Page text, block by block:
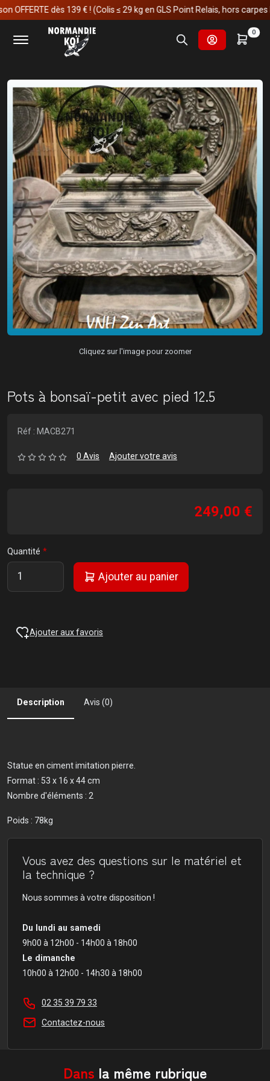
dès 139 € ! (Colis ≤ 29 kg en GLS Point Relais, hors carpes koï)
0
Accueil
Fournitures et technologies pour les bassins
Décoration & statue de jardin
Pots à bonsaï-petit avec pied 12.5
Cliquez sur l'image pour zoomer
Pots à bonsaï-petit avec pied 12.5
Réf : MACB271
0 Avis Ajouter votre avis
249,00 €
Quantité
Ajouter au panier
Ajouter aux favoris
Description Avis (0)
Statue en ciment imitation pierre.
Format : 53 x 16 x 44 cm
Nombre d'éléments : 2
Poids : 78kg
Vous avez des questions sur le matériel et
la technique ?
Nous sommes à votre disposition !
Du lundi au samedi
9h00 à 12h00 - 14h00 à 18h00
Le dimanche
10h00 à 12h00 - 14h30 à 18h00
02 35 39 79 33
Contactez-nous
Dans la même rubrique